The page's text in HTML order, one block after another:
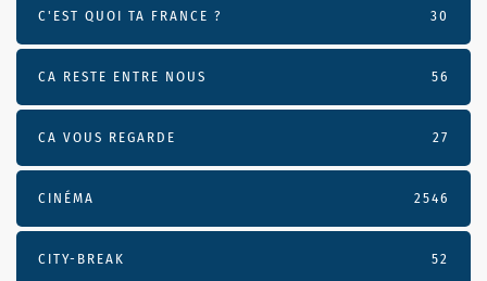
C'EST QUOI TA FRANCE ? 30
CA RESTE ENTRE NOUS 56
CA VOUS REGARDE 27
CINÉMA 2546
CITY-BREAK 52